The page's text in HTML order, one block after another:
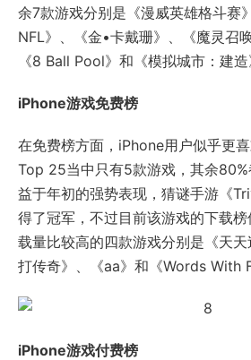
余7款游戏分别是《漫威英雄格斗赛
NFL》、《金•卡戴珊》、《魔灵召
《8 Ball Pool》和《模拟城市：建造
iPhone游戏免费榜
在免费榜方面，iPhone用户似乎更
Top 25当中只有5款游戏，其余
益于年初的强势表现，猜谜手游《
得了冠军，不过目前该游戏的下载
载量比较高的四款游戏分别是《天
打传奇》、《aa》和《Words With
iPhone游戏付费榜